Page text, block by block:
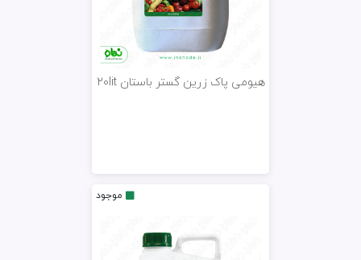
هیومی پاک زرین گستر باستان 20lit
موجود